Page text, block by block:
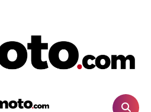
y accesorios para moto